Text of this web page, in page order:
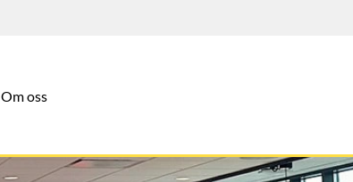
Om oss